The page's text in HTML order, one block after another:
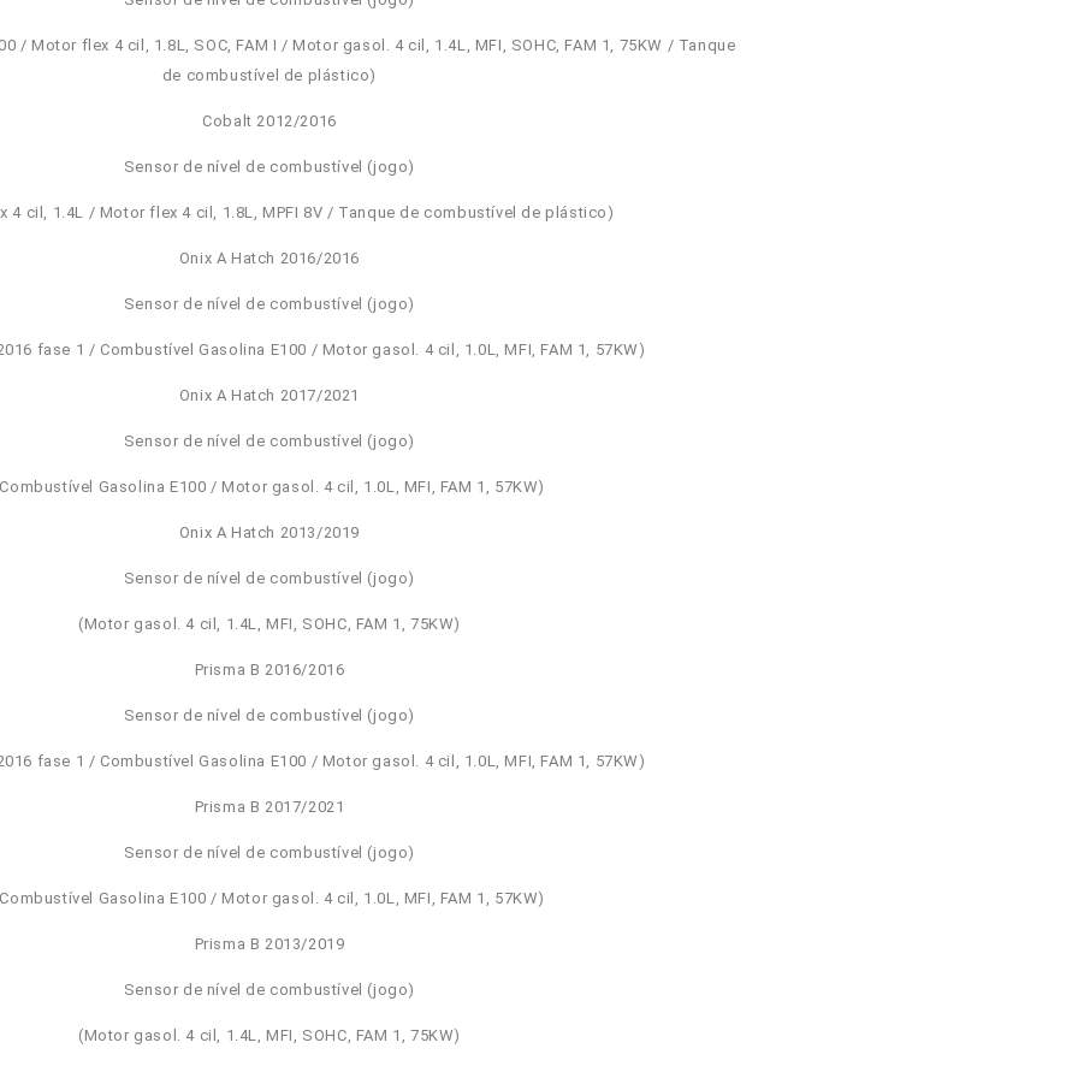
/ Motor flex 4 cil, 1.8L, SOC, FAM I / Motor gasol. 4 cil, 1.4L, MFI, SOHC, FAM 1, 75KW / Tanque
de combustível de plástico)
Cobalt 2012/2016
Sensor de nível de combustível (jogo)
4 cil, 1.4L / Motor flex 4 cil, 1.8L, MPFI 8V / Tanque de combustível de plástico)
Onix A Hatch 2016/2016
Sensor de nível de combustível (jogo)
fase 1 / Combustível Gasolina E100 / Motor gasol. 4 cil, 1.0L, MFI, FAM 1, 57KW)
Onix A Hatch 2017/2021
Sensor de nível de combustível (jogo)
Gasolina E100 / Motor gasol. 4 cil, 1.0L, MFI, FAM 1, 57KW)
Onix A Hatch 2013/2019
Sensor de nível de combustível (jogo)
(Motor gasol. 4 cil, 1.4L, MFI, SOHC, FAM 1, 75KW)
Prisma B 2016/2016
Sensor de nível de combustível (jogo)
fase 1 / Combustível Gasolina E100 / Motor gasol. 4 cil, 1.0L, MFI, FAM 1, 57KW)
Prisma B 2017/2021
Sensor de nível de combustível (jogo)
Gasolina E100 / Motor gasol. 4 cil, 1.0L, MFI, FAM 1, 57KW)
Prisma B 2013/2019
Sensor de nível de combustível (jogo)
(Motor gasol. 4 cil, 1.4L, MFI, SOHC, FAM 1, 75KW)